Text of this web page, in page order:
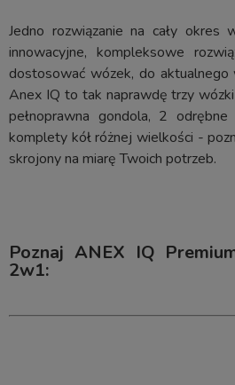
Jedno rozwiązanie na cały okres
innowacyjne, kompleksowe
dostosować wózek, do aktualnego
Anex IQ to tak naprawdę trzy
pełnoprawna gondola, 2
komplety kół różnej wielkości -
skrojony na miarę Twoich potrzeb.
Poznaj ANEX IQ
2w1: